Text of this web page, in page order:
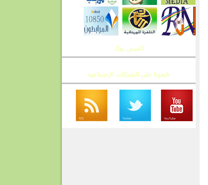
الفيس بوك
تابعونا على الشبكات الإجتماعية